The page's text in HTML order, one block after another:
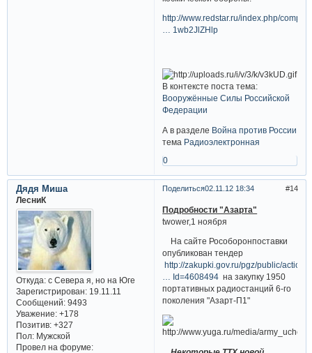
http://www.redstar.ru/index.php/
… 1wb2JlZHlp
В контексте поста тема:
Вооружённые Силы Российской
Федерации
А в разделе Война против России
тема Радиоэлектронная
0
Поделиться 14
02.11.12 18:34
Дядя Миша
ЛесниК
Откуда:с Севера я, но на Юге
Зарегистрирован: 19.11.11
Сообщений:9493
Уважение: +178
Позитив: +327
Пол:Мужской
Провел на форуме:
Подробности "Азарта"
twower,1 ноября
На сайте Рособоронпоставки
опубликован тендер
http://zakupki.gov.ru/pgz/public/action
… Id=4608494 на закупку 1950
портативных радиостанций 6-го
поколения "Азарт-П1"